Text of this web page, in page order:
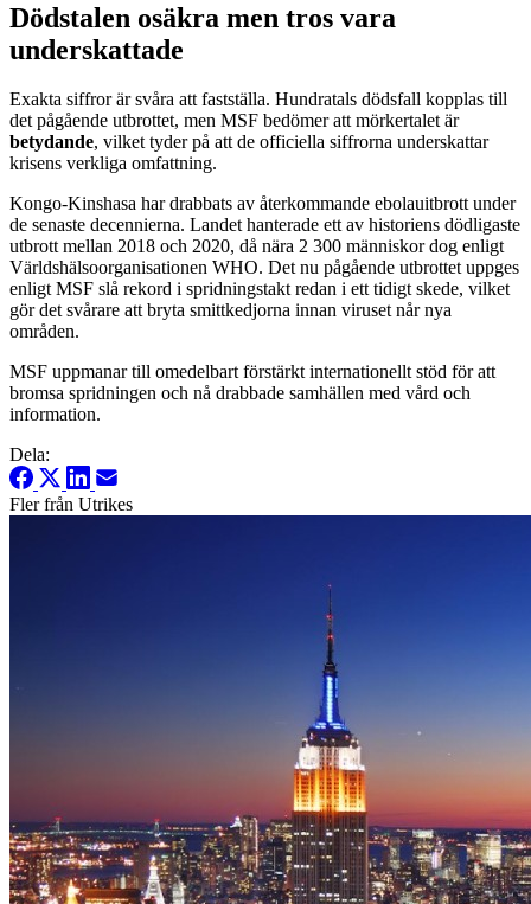
Dödstalen osäkra men tros vara
underskattade
Exakta siffror är svåra att fastställa. Hundratals dödsfall kopplas till
det pågående utbrottet, men MSF bedömer att mörkertalet är
betydande, vilket tyder på att de officiella siffrorna underskattar
krisens verkliga omfattning.
Kongo-Kinshasa har drabbats av återkommande ebolauitbrott under
de senaste decennierna. Landet hanterade ett av historiens dödligaste
utbrott mellan 2018 och 2020, då nära 2 300 människor dog enligt
Världshälsoorganisationen WHO. Det nu pågående utbrottet uppges
enligt MSF slå rekord i spridningstakt redan i ett tidigt skede, vilket
gör det svårare att bryta smittkedjorna innan viruset når nya
områden.
MSF uppmanar till omedelbart förstärkt internationellt stöd för att
bromsa spridningen och nå drabbade samhällen med vård och
information.
Dela:
Fler från Utrikes